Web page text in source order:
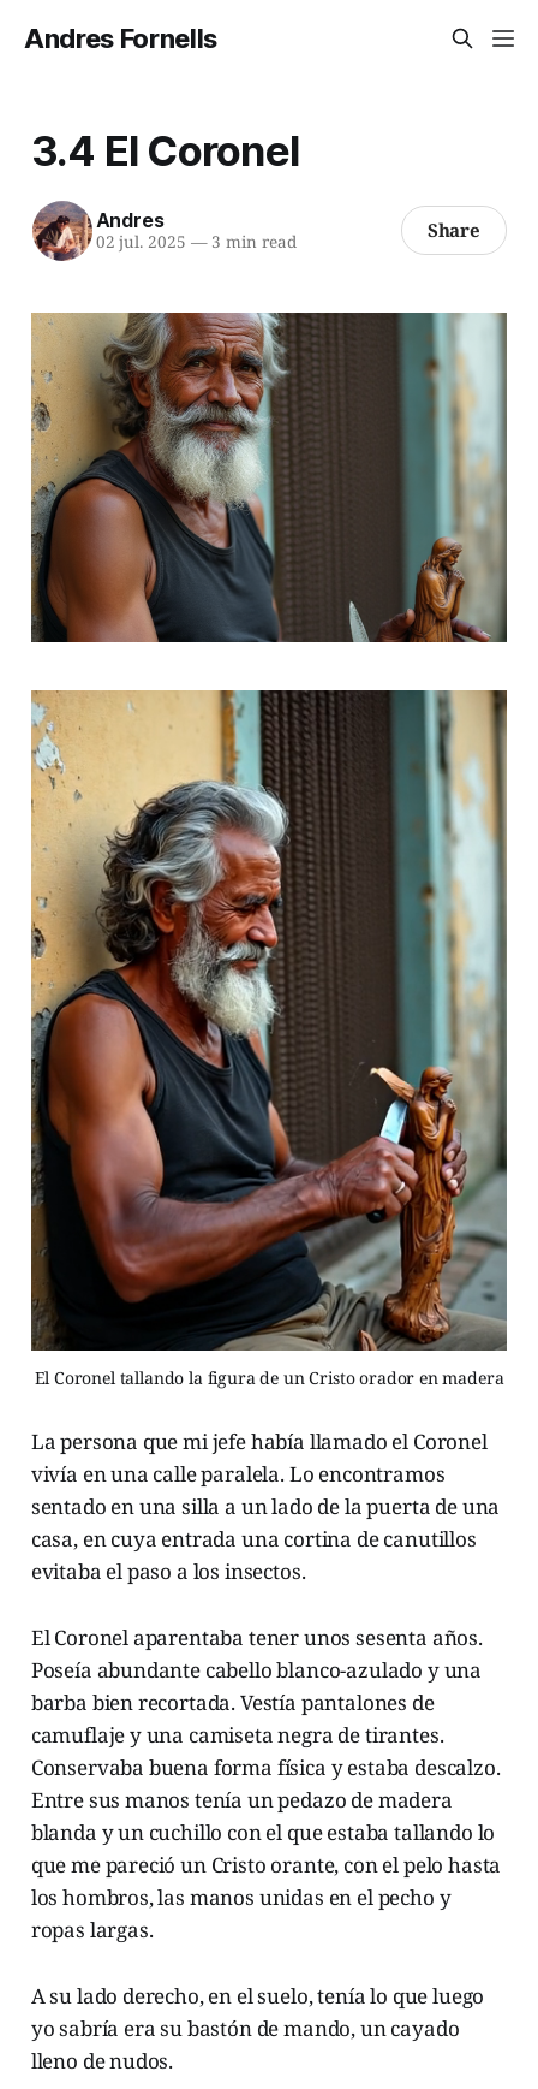
Andres Fornells
3.4 El Coronel
Andres
02 jul. 2025 —3 min read Share
El Coronel tallando la figura de un Cristo orador en madera
La persona que mi jefe había llamado el Coronel
vivía en una calle paralela. Lo encontramos
sentado en una silla a un lado de la puerta de una
casa, en cuya entrada una cortina de canutillos
evitaba el paso a los insectos.
El Coronel aparentaba tener unos sesenta años.
Poseía abundante cabello blanco-azulado y una
barba bien recortada. Vestía pantalones de
camuflaje y una camiseta negra de tirantes.
Conservaba buena forma física y estaba descalzo.
Entre sus manos tenía un pedazo de madera
blanda y un cuchillo con el que estaba tallando lo
que me pareció un Cristo orante, con el pelo hasta
los hombros, las manos unidas en el pecho y
ropas largas.
A su lado derecho, en el suelo, tenía lo que luego
yo sabría era su bastón de mando, un cayado
lleno de nudos.